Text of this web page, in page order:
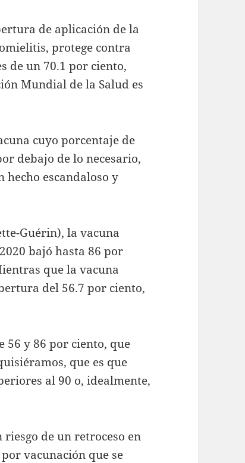
de aplicación de la
protege contra
de un 70.1 por ciento,
Mundial de la Salud es
cuyo porcentaje de
debajo de lo necesario,
escandaloso y
Guérin), la vacuna
bajó hasta 86 por
que la vacuna
del 56.7 por ciento,
56 y 86 por ciento, que
que es que
al 90 o, idealmente,
riesgo de un retroceso en
vacunación que se